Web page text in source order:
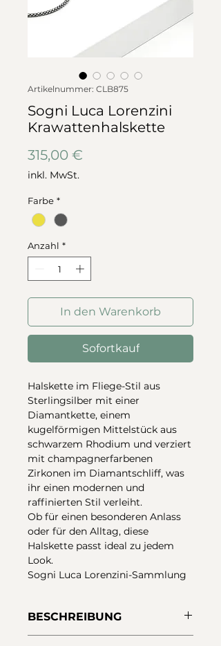
Artikelnummer: CLB875
Sogni Luca Lorenzini
Krawattenhalskette
315,00 €
inkl. MwSt.
Farbe *
Anzahl *
In den Warenkorb
Sofortkauf
Halskette im Fliege-Stil aus
Sterlingsilber mit einer
Diamantkette, einem
kugelförmigen Mittelstück aus
schwarzem Rhodium und verziert
mit champagnerfarbenen
Zirkonen im Diamantschliff, was
ihr einen modernen und
raffinierten Stil verleiht.
Ob für einen besonderen Anlass
oder für den Alltag, diese
Halskette passt ideal zu jedem
Look.
Sogni Luca Lorenzini-Sammlung
BESCHREIBUNG